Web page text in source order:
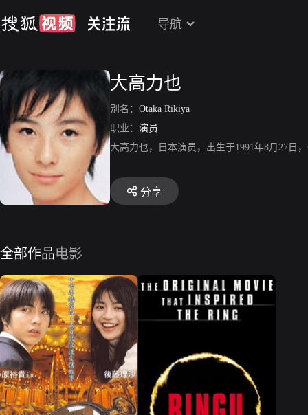
导航
大高力也
别名： Otaka Rikiya
职业： 演员
大高力也，日本演员，出生于1991年8月27日
分享
全部作品电影